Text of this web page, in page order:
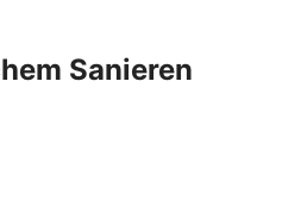
Sanieren